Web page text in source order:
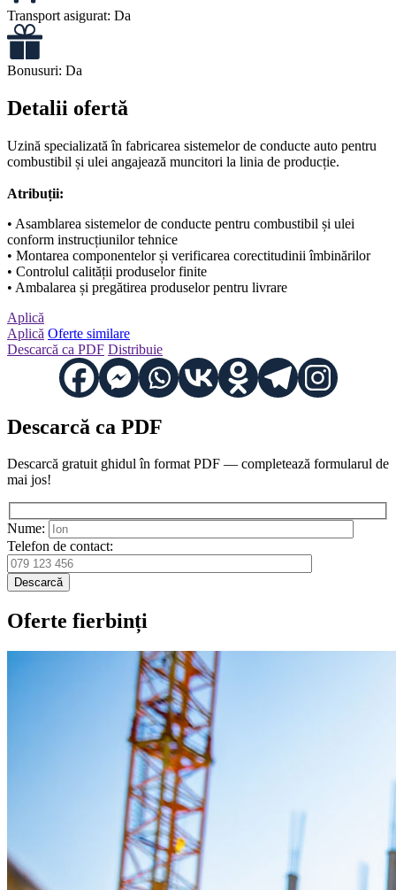
Transport asigurat: Da
Bonusuri: Da
Detalii ofertă
Uzină specializată în fabricarea sistemelor de conducte auto pentru
combustibil și ulei angajează muncitori la linia de producție.
Atribuții:
• Asamblarea sistemelor de conducte pentru combustibil și ulei
conform instrucțiunilor tehnice
• Montarea componentelor și verificarea corectitudinii îmbinărilor
• Controlul calității produselor finite
• Ambalarea și pregătirea produselor pentru livrare
Aplică
Aplică Oferte similare
Descarcă ca PDF Distribuie
Descarcă ca PDF
Descarcă gratuit ghidul în format PDF — completează formularul de
mai jos!
Nume:
Telefon de contact:
Descarcă
Oferte fierbinți